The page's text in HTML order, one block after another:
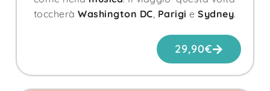
toccherà Washington DC Parigi e Sydney.
29,90€